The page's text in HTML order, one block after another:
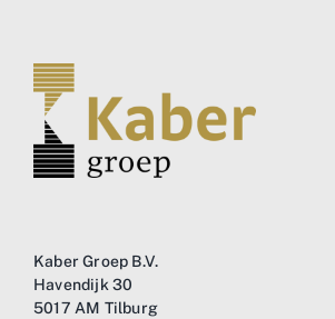
Kaber Groep B.V.
Havendijk 30
5017 AM Tilburg